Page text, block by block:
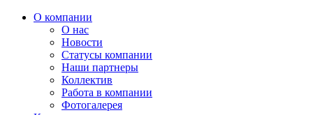
О компании
О нас
Новости
Cтатусы компании
Наши партнеры
Коллектив
Работа в компании
Фотогалерея